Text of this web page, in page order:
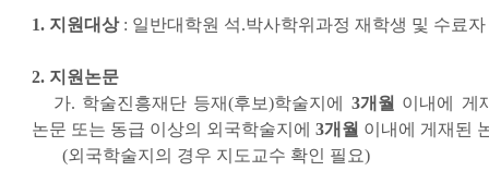
1. 지원대상: 일반대학원 석.박사학위과정 재학생 및 수료자
2. 지원논문
가. 학술진흥재단 등재(후보)학술지에
3개월 이내에 게
논문 또는 동급 이상의 외국학술지에 3개월 이내에 게재된
(외국학술지의 경우 지도교수 확인 필요)